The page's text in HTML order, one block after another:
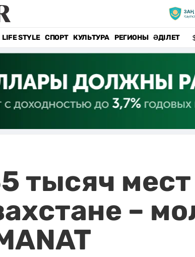
LIFE STYLE СПОРТ КУЛЬТУРА РЕГИОНЫ ӘДІЛЕТ
тысяч мест
–